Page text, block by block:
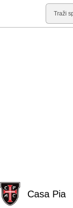
Pretraga
Casa Pia